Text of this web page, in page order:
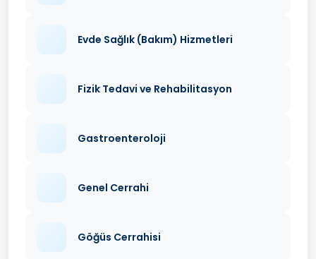
Evde Sağlık (Bakım) Hizmetleri
Fizik Tedavi ve Rehabilitasyon
Gastroenteroloji
Genel Cerrahi
Göğüs Cerrahisi